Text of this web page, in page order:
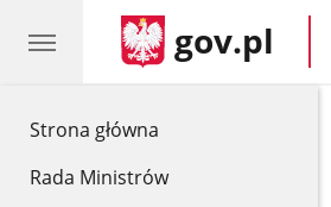
Strona główna
Rada Ministrów
gov.pl